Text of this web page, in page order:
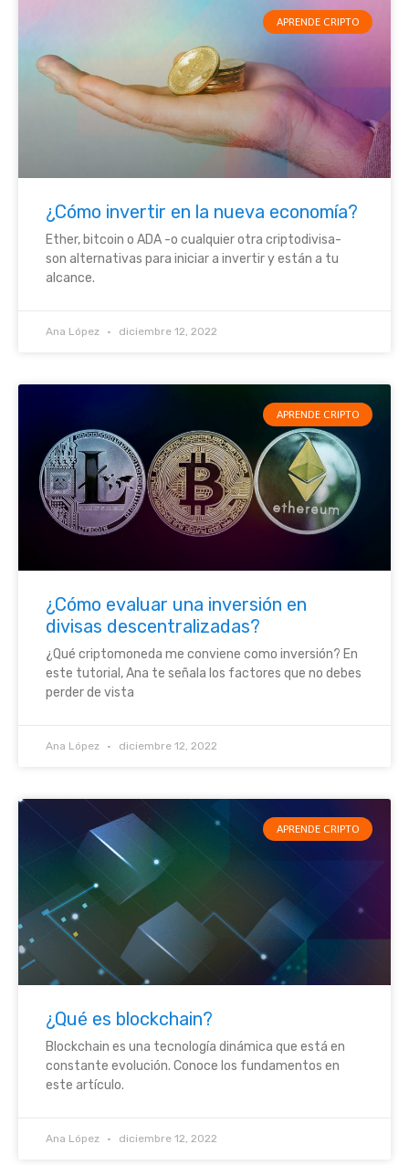
APRENDE CRIPTO
¿Cómo invertir en la nueva economía?
Ether, bitcoin o ADA -o cualquier otra criptodivisa-
son alternativas para iniciar a invertir y están a tu
alcance.
Ana López diciembre 12, 2022
APRENDE CRIPTO
¿Cómo evaluar una inversión en
divisas descentralizadas?
¿Qué criptomoneda me conviene como inversión? En
este tutorial, Ana te señala los factores que no debes
perder de vista
Ana López diciembre 12, 2022
APRENDE CRIPTO
¿Qué es blockchain?
Blockchain es una tecnología dinámica que está en
constante evolución. Conoce los fundamentos en
este artículo.
Ana López diciembre 12, 2022